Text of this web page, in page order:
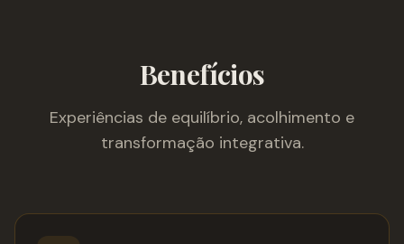
Benefícios
Experiências de equilíbrio, acolhimento e
transformação integrativa.